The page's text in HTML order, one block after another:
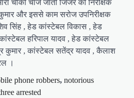
चौकी चार्ज जाती जिंजर को निरीक्षक
कुमार और इससे काम सरोज उपनिरीक्षक
सिंह , हेड कांस्टेबल विकास , हेड
हरिपाल यादव , हेड कांस्टेबल
कुमार , कांस्टेबल सतेंद्र यादव , कैलाश
।
phone robbers, notorious
arrested